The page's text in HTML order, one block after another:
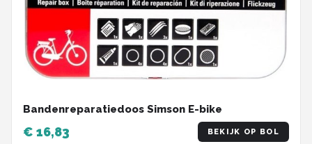
Bandenreparatiedoos Simson E-bike
€ 16,83 BEKIJK OP BOL